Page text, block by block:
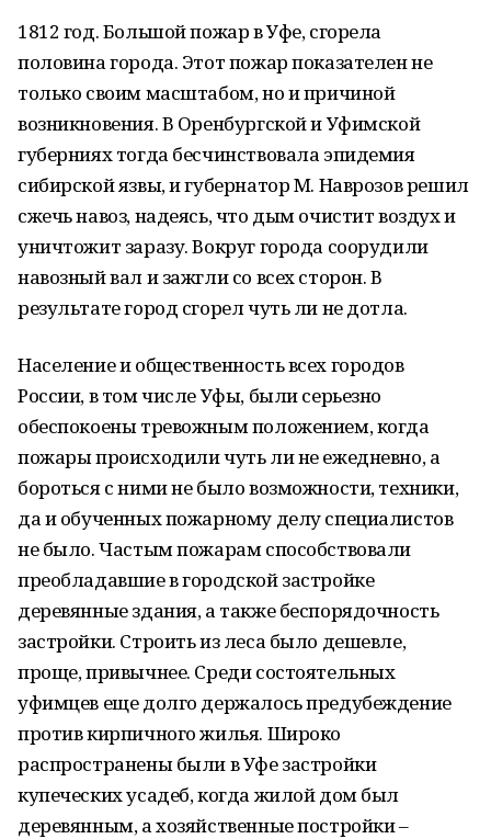
1812 год. Большой пожар в Уфе, сгорела
половина города. Этот пожар показателен не
только своим масштабом, но и причиной
возникновения. В Оренбургской и Уфимской
губерниях тогда бесчинствовала эпидемия
сибирской язвы, и губернатор М. Наврозов решил
сжечь навоз, надеясь, что дым очистит воздух и
уничтожит заразу. Вокруг города соорудили
навозный вал и зажгли со всех сторон. В
результате город сгорел чуть ли не дотла.
Население и общественность всех городов
России, в том числе Уфы, были серьезно
обеспокоены тревожным положением, когда
пожары происходили чуть ли не ежедневно, а
бороться с ними не было возможности, техники,
да и обученных пожарному делу специалистов
не было. Частым пожарам способствовали
преобладавшие в городской застройке
деревянные здания, а также беспорядочность
застройки. Строить из леса было дешевле,
проще, привычнее. Среди состоятельных
уфимцев еще долго держалось предубеждение
против кирпичного жилья. Широко
распространены были в Уфе застройки
купеческих усадеб, когда жилой дом был
деревянным, а хозяйственные постройки –